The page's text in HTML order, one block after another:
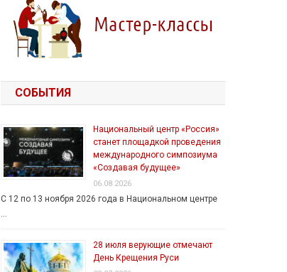
СОБЫТИЯ
Национальный центр «Россия»
станет площадкой проведения
международного симпозиума
«Создавая будущее»
06.08.2026
С 12 по 13 ноября 2026 года в Национальном центре
28 июля верующие отмечают
День Крещения Руси